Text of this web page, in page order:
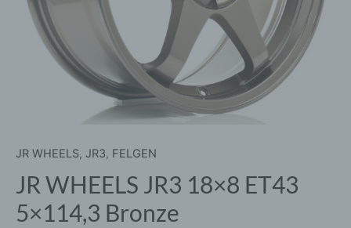
JR WHEELS, JR3, FELGEN
JR WHEELS JR3 18×8 ET43
5×114,3 Bronze